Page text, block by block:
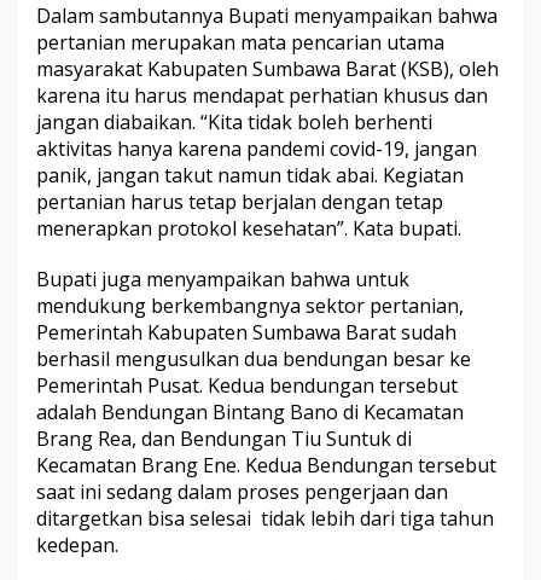
Dalam sambutannya Bupati menyampaikan bahwa
pertanian merupakan mata pencarian utama
masyarakat Kabupaten Sumbawa Barat (KSB), oleh
karena itu harus mendapat perhatian khusus dan
jangan diabaikan. “Kita tidak boleh berhenti
aktivitas hanya karena pandemi covid-19, jangan
panik, jangan takut namun tidak abai. Kegiatan
pertanian harus tetap berjalan dengan tetap
menerapkan protokol kesehatan”. Kata bupati.
Bupati juga menyampaikan bahwa untuk
mendukung berkembangnya sektor pertanian,
Pemerintah Kabupaten Sumbawa Barat sudah
berhasil mengusulkan dua bendungan besar ke
Pemerintah Pusat. Kedua bendungan tersebut
adalah Bendungan Bintang Bano di Kecamatan
Brang Rea, dan Bendungan Tiu Suntuk di
Kecamatan Brang Ene. Kedua Bendungan tersebut
saat ini sedang dalam proses pengerjaan dan
ditargetkan bisa selesai tidak lebih dari tiga tahun
kedepan.